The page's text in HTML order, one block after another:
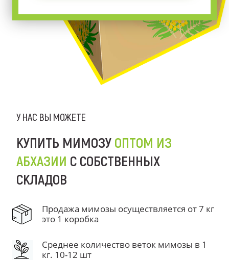
У НАС ВЫ МОЖЕТЕ
КУПИТЬ МИМОЗУ ОПТОМ ИЗ
АБХАЗИИ С СОБСТВЕННЫХ
СКЛАДОВ
Продажа мимозы осуществляется от 7 кг
это 1 коробка
Среднее количество веток мимозы в 1
кг. 10-12 шт